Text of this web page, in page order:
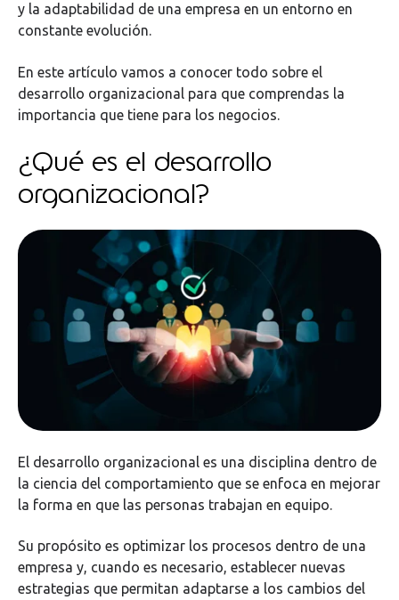
y la adaptabilidad de una empresa en un entorno en
constante evolución.
En este artículo vamos a conocer todo sobre el
desarrollo organizacional para que comprendas la
importancia que tiene para los negocios.
¿Qué es el desarrollo
organizacional?
El desarrollo organizacional es una disciplina dentro de
la ciencia del comportamiento que se enfoca en mejorar
la forma en que las personas trabajan en equipo.
Su propósito es optimizar los procesos dentro de una
empresa y, cuando es necesario, establecer nuevas
estrategias que permitan adaptarse a los cambios del